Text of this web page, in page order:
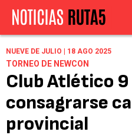
NUEVE DE JULIO | 18 AGO 2025
TORNEO DE NEWCON
Club Atlético 9
consagrarse
provincial